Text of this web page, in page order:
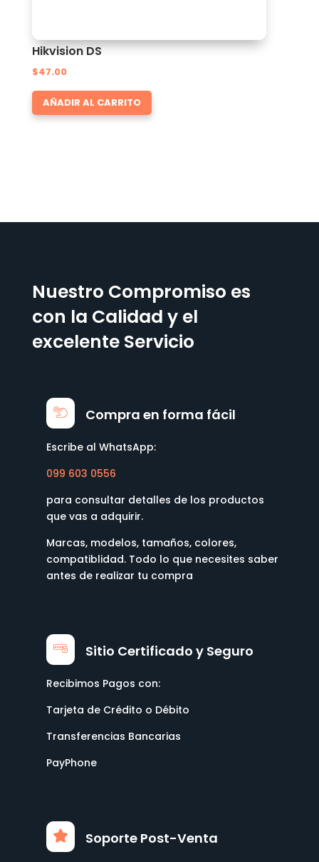
Hikvision DS
$47.00
AÑADIR AL CARRITO
Nuestro Compromiso es
con la Calidad y el
excelente Servicio
Compra en forma fácil
Escribe al WhatsApp:
099 603 0556
para consultar detalles de los productos
que vas a adquirir.
Marcas, modelos, tamaños, colores,
compatiblidad. Todo lo que necesites saber
antes de realizar tu compra
Sitio Certificado y Seguro
Recibimos Pagos con:
Tarjeta de Crédito o Débito
Transferencias Bancarias
PayPhone
Soporte Post-Venta